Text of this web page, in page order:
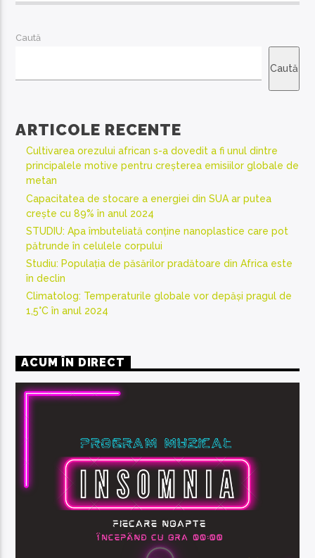
Caută
Caută
ARTICOLE RECENTE
Cultivarea orezului african s-a dovedit a fi unul dintre
principalele motive pentru creșterea emisiilor globale de
metan
Capacitatea de stocare a energiei din SUA ar putea
crește cu 89% în anul 2024
STUDIU: Apa îmbuteliată conține nanoplastice care pot
pătrunde în celulele corpului
Studiu: Populația de păsărilor pradătoare din Africa este
în declin
Climatolog: Temperaturile globale vor depăși pragul de
1,5°C în anul 2024
ACUM ÎN DIRECT